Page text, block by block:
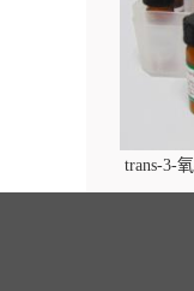
trans-3-
alpha-